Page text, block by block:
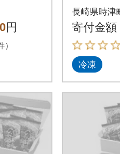
円
）
(しっぽ
長崎県時津
寄付金額
冷凍